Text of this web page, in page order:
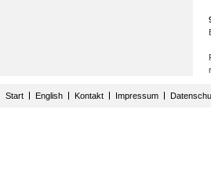
Start English Kontakt Impressum